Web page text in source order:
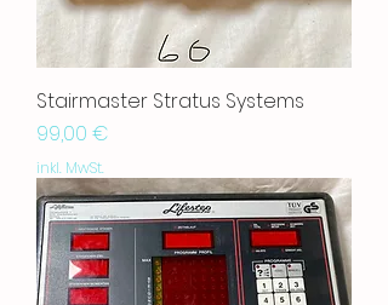
Stairmaster Stratus Systems
Preis
99,00 €
inkl. MwSt.